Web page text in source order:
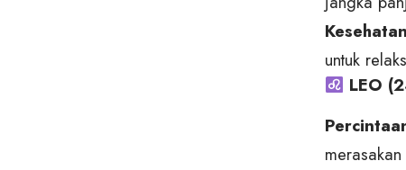
Kesehatan
untuk
LEO